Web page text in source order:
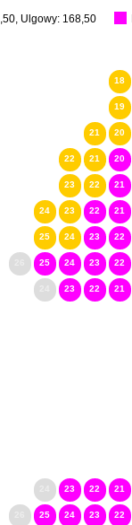
Ulgowy: 168,50
18
19
21 20
22 21 20
23 22 21
24 23 22 21
25 24 23 22
25 24 23 22
23 22 21
23 22 21
25 24 23 22